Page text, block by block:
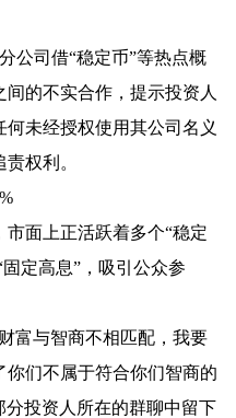
公司借“稳定币”等热点概
的不实合作，提示投资人
未经授权使用其公司名义
权利。
面上正活跃着多个“稳定
定高息”，吸引公众参
富与智商不相匹配，我要
们不属于符合你们智商的
分投资人所在的群聊中留下